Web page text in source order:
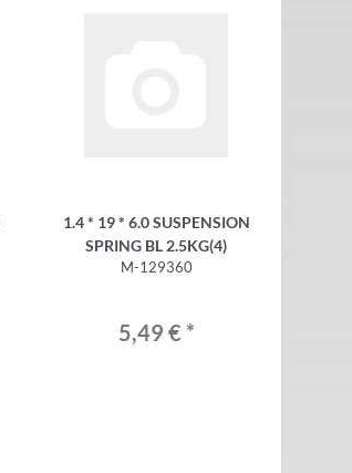
1.4 * 19 * 6.0 SUSPENSION
SPRING BL 2.5KG(4)
M-129360
5,49 € *